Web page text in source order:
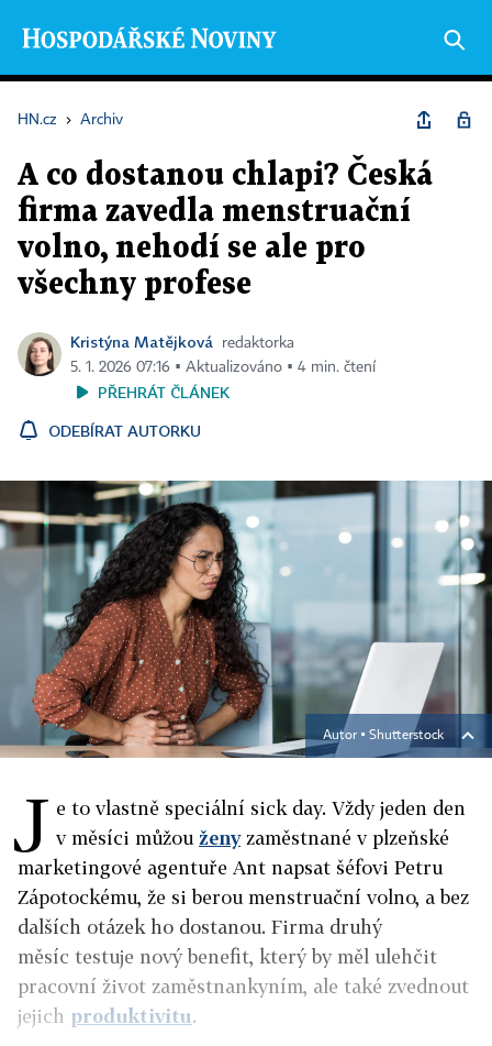
HN.cz › Archiv
A co dostanou chlapi? Česká
firma zavedla menstruační
volno, nehodí se ale pro
všechny profese
Kristýna Matějková
redaktorka
5. 1. 2026 07:16 ▪ Aktualizováno ▪ 4 min. čtení
PŘEHRÁT ČLÁNEK
ODEBÍRAT AUTORKU
Autor ▪ Shutterstock
J e to vlastně speciální sick day. Vždy jeden den
v měsíci můžou ženyzaměstnané v plzeňské
marketingové agentuře Ant napsat šéfovi Petru
Zápotockému, že si berou menstruační volno, a bez
dalších otázek ho dostanou. Firma druhý
měsíc testuje nový benefit, který by měl ulehčit
pracovní život zaměstnankyním, ale také zvednout
jejich produktivitu.